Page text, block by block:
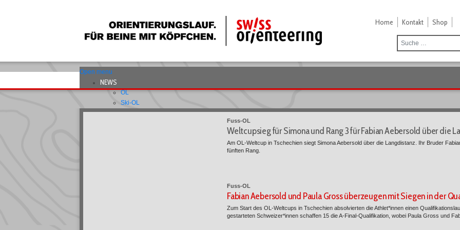
Home Kontakt Shop
Open menu
NEWS
OL
Ski-OL
Bike-OL
Fuss-OL
Weltcupsieg für Simona und Rang 3 für Fabian Aebersold über die
Am OL-Weltcup in Tschechien siegt Simona Aebersold über die Langdistanz. Ihr Bruder
fünften Rang.
Fuss-OL
Fabian Aebersold und Paula Gross überzeugen mit Siegen in der
Zum Start des OL-Weltcups in Tschechien absolvierten die Athlet*innen einen
gestarteten Schweizer*innen schaffen 15 die A-Final-Qualifikation, wobei Paula Gross und